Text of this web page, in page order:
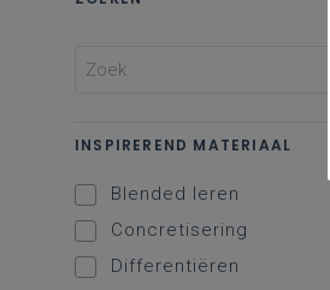
INSPIREREND MATERIAAL
Blended leren
Concretisering
Differentiëren